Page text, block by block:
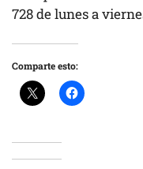
728 de lunes a
Comparte esto: